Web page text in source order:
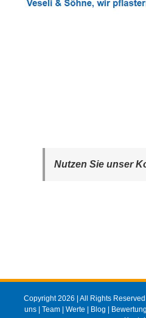
Nutzen Sie unser
Copyright 2026 | All Rights Reserved
uns | Team | Werte | Blog |